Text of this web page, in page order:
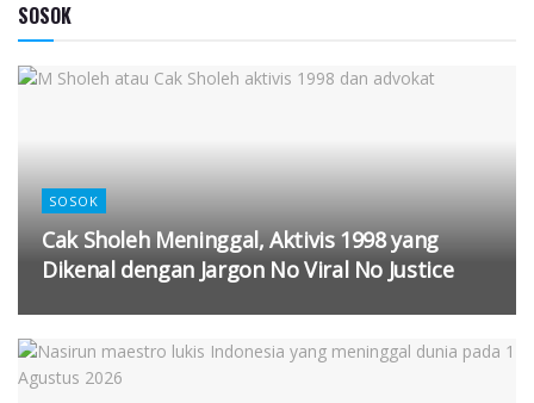
SOSOK
SOSOK
Cak Sholeh Meninggal, Aktivis 1998 yang
Dikenal dengan Jargon No Viral No Justice